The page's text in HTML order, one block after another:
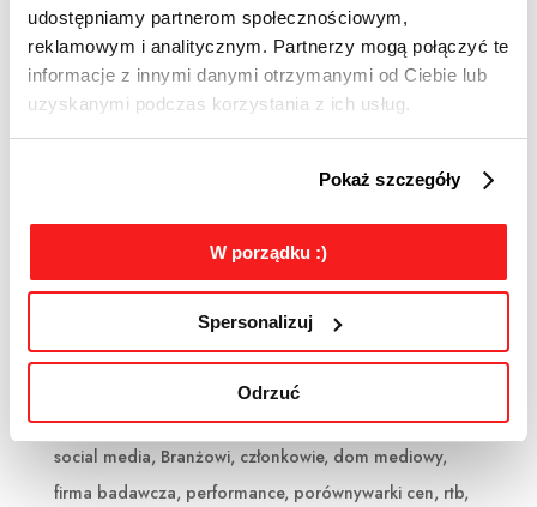
udostępniamy partnerom społecznościowym,
reklamowym i analitycznym. Partnerzy mogą połączyć te
informacje z innymi danymi otrzymanymi od Ciebie lub
uzyskanymi podczas korzystania z ich usług.
Pokaż szczegóły
W porządku :)
Spersonalizuj
Odrzuć
Euvic Media Sp. z o.o
|sty 4, 2019
afiliacja,agencja interaktywna,agencja sem,agencja
social media, Branżowi, członkowie, dom mediowy,
firma badawcza, performance, porównywarki cen, rtb,